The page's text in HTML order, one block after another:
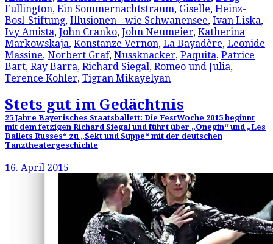
Fullington, Ein Sommernachtstraum, Giselle, Heinz-
Bosl-Stiftung, Illusionen - wie Schwanensee, Ivan Liska,
Ivy Amista, John Cranko, John Neumeier, Katherina
Markowskaja, Konstanze Vernon, La Bayadère, Leonide
Massine, Norbert Graf, Nussknacker, Paquita, Patrice
Bart, Ray Barra, Richard Siegal, Romeo und Julia,
Terence Kohler, Tigran Mikayelyan
Stets gut im Gedächtnis
25 Jahre Bayerisches Staatsballett: Die FestWoche 2015 beginnt
mit dem fetzigen Richard Siegal und führt über „Onegin“ und „Les
Ballets Russes“ zu „Sekt und Suppe“ mit der deutschen
Tanztheatergeschichte
16. April 2015